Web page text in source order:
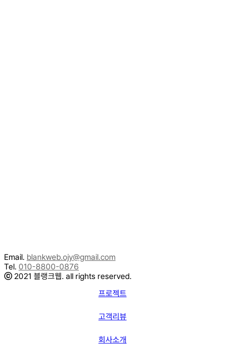
Email. blankweb.ojy@gmail.com
Tel. 010-8800-0876
ⓒ2021 블랭크웹. all rights reserved.
프로젝트
고객리뷰
회사소개